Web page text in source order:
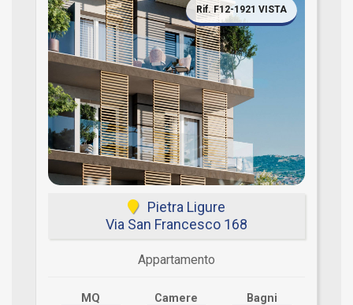
Rif. F12-1921 VISTA
Pietra Ligure
Via San Francesco 168
Appartamento
MQ Camere Bagni